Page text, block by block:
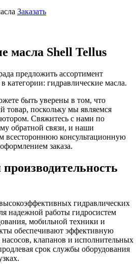
Заказать
масла Shell Tellus
предложить ассортимент
категории: гидравлические масла.
быть уверены в том, что
товар, поскольку мы являемся
Свяжитесь с нами по
обратной связи, и наши
всестороннюю консультационную
заказа.
гидравлических
надежной работы гидросистем
мобильной техники и
обеспечивают эффективную
клапанов и исполнительных
срок службы оборудования